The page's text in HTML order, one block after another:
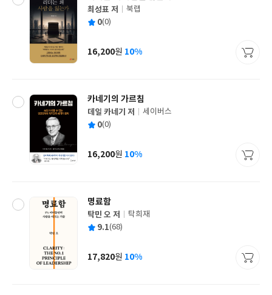
글
쓴
최성표 저
출
사
북랩
평 0(0)
가
16,200원 10%
카네기의 가르침
글
쓴
데일 카네기 저
출
사
세이버스
평 0(0)
가
16,200원 10%
명료함
글
쓴
탁민 오 저
출
사
탁희재
평 9.1(68)
가
17,820원 10%